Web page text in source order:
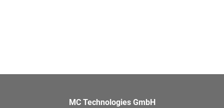
MC Technologies GmbH